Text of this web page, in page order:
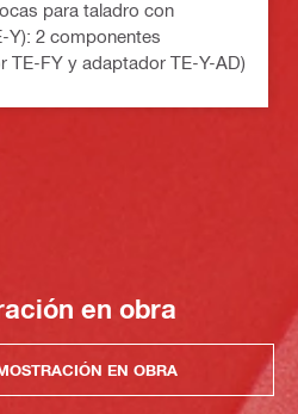
para taladro con
Y): 2 componentes
TE-FY y adaptador TE-Y-AD)
en obra
EN OBRA